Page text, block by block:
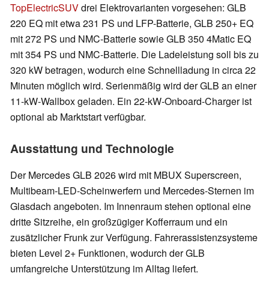
TopElectricSUVdrei Elektrovarianten vorgesehen: GLB
220 EQ mit etwa 231 PS und LFP-Batterie, GLB 250+ EQ
mit 272 PS und NMC-Batterie sowie GLB 350 4Matic EQ
mit 354 PS und NMC-Batterie. Die Ladeleistung soll bis zu
320 kW betragen, wodurch eine Schnellladung in circa 22
Minuten möglich wird. Serienmäßig wird der GLB an einer
11-kW-Wallbox geladen. Ein 22-kW-Onboard-Charger ist
optional ab Marktstart verfügbar.
Ausstattung und Technologie
Der Mercedes GLB 2026 wird mit MBUX Superscreen,
Multibeam-LED-Scheinwerfern und Mercedes-Sternen im
Glasdach angeboten. Im Innenraum stehen optional eine
dritte Sitzreihe, ein großzügiger Kofferraum und ein
zusätzlicher Frunk zur Verfügung. Fahrerassistenzsysteme
bieten Level 2+ Funktionen, wodurch der GLB
umfangreiche Unterstützung im Alltag liefert.